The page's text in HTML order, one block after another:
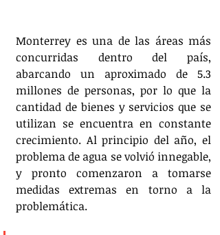
Monterrey es una de las áreas más
concurridas dentro del país,
abarcando un aproximado de 5.3
millones de personas, por lo que la
cantidad de bienes y servicios que se
utilizan se encuentra en constante
crecimiento. Al principio del año, el
problema de agua se volvió innegable,
y pronto comenzaron a tomarse
medidas extremas en torno a la
problemática.